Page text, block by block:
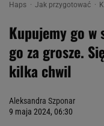
Haps Jak przygotować
Kupujemy go w
go za grosze.
kilka chwil
Aleksandra Szponar
9 maja 2024, 06:30